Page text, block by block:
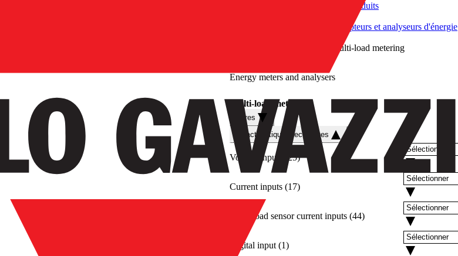
Nos produits
Compteurs et analyseurs d'énergie
Multi-load metering
Energy meters and analysers
Multi-load metering
Filtres
Caractéristiques techniques
Voltage inputs 25)
Current inputs (17)
Multi-load sensor current inputs (44)
Digital input (1)